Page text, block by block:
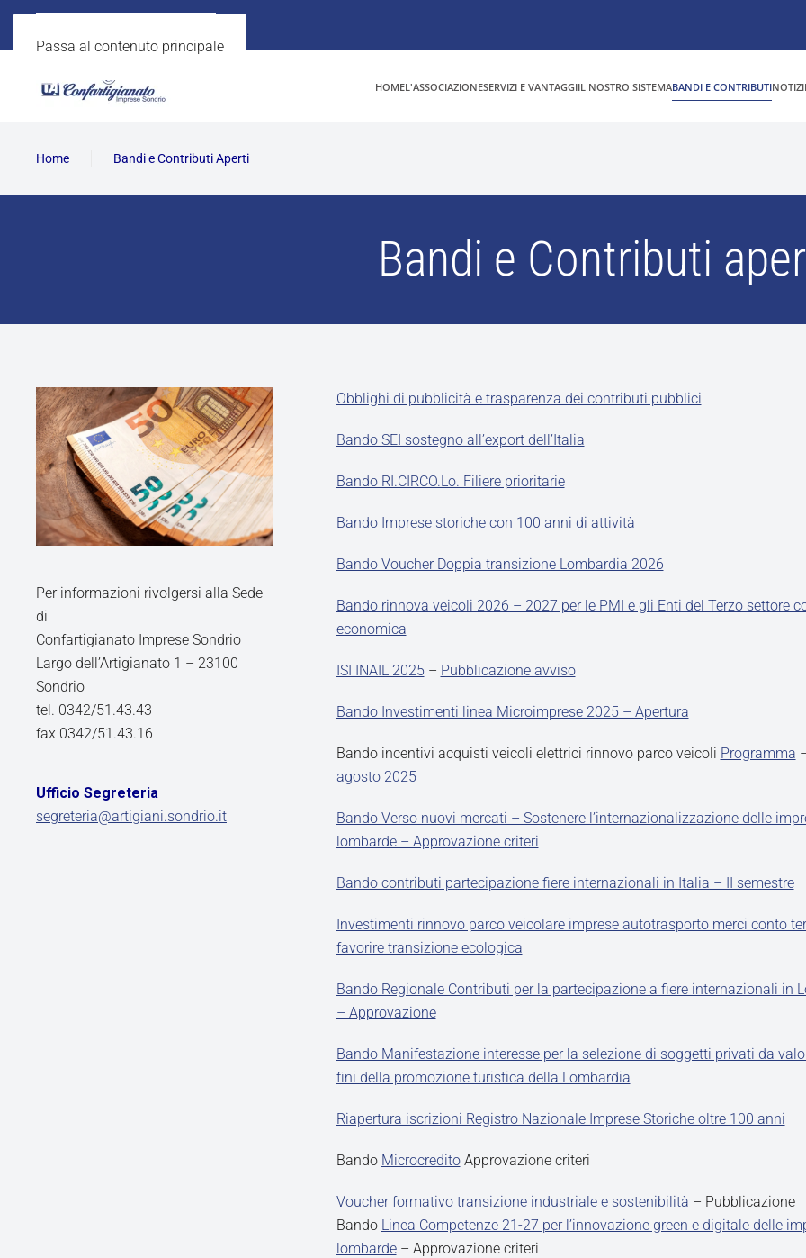
Passa al contenuto principale
HOMEL'ASSOCIAZIONESERVIZI E VANTAGGIIL NOSTRO SISTEMABANDI E CONTRIBUTI
Home Bandi e Contributi Aperti
Bandi e Contributi
Per informazioni rivolgersi alla Sede
di
Confartigianato Imprese Sondrio
Largo dell’Artigianato 1 – 23100
Sondrio
tel. 0342/51.43.43
fax 0342/51.43.16
Ufficio Segreteria
segreteria@artigiani.sondrio.it
Obblighi di pubblicità e trasparenza dei contributi pubblici
Bando SEI sostegno all’export dell’Italia
Bando RI.CIRCO.Lo. Filiere prioritarie
Bando Imprese storiche con 100 anni di attività
Bando Voucher Doppia transizione Lombardia 2026
Bando rinnova veicoli 2026 – 2027 per le PMI e gli Enti del Terzo settore
economica
ISI INAIL 2025 – Pubblicazione avviso
Bando Investimenti linea Microimprese 2025 – Apertura
Bando incentivi acquisti veicoli elettrici rinnovo parco veicoli Programma
agosto 2025
Bando Verso nuovi mercati – Sostenere l’internazionalizzazione delle
lombarde – Approvazione criteri
Bando contributi partecipazione fiere internazionali in Italia – II semestre
Investimenti rinnovo parco veicolare imprese autotrasporto merci conto
favorire transizione ecologica
Bando Regionale Contributi per la partecipazione a fiere internazionali in
– Approvazione
Bando Manifestazione interesse per la selezione di soggetti privati da
fini della promozione turistica della Lombardia
Riapertura iscrizioni Registro Nazionale Imprese Storiche oltre 100 anni
Bando MicrocreditoApprovazione criteri
Voucher formativo transizione industriale e sostenibilità – Pubblicazione
Bando Linea Competenze 21-27 per l’innovazione green e digitale delle
lombarde – Approvazione criteri